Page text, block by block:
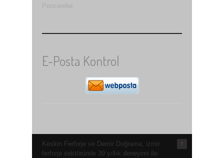
Pencereler
E-Posta Kontrol
↑
Keskin Ferforje ve Demir Doğrama, izmir
ferforje sektöründe 39 yıllık deneyimi ile